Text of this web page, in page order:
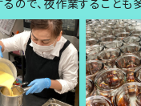
ので、夜作業することも